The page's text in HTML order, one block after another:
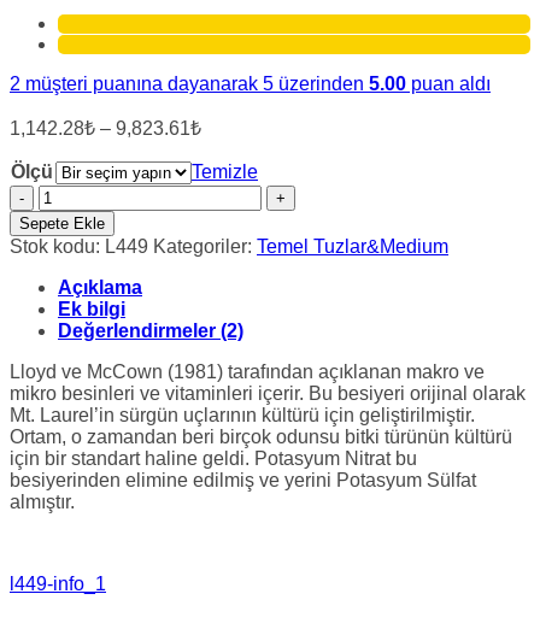
2 müşteri puanına dayanarak 5 üzerinden 5.00 puan aldı
1,142.28₺ – 9,823.61₺Fiyat
1,142.28₺
-
Ölçü
Temizle
Lloyd
&
McCown
Woody
Plant
Basal
Medium
with
Vitamins
adet
Sepete Ekle
Stok kodu: L449 Kategoriler: Temel Tuzlar&Medium
Açıklama
Ek bilgi
Değerlendirmeler (2)
Lloyd ve McCown (1981) tarafından açıklanan makro ve
mikro besinleri ve vitaminleri içerir. Bu besiyeri orijinal olarak
Mt. Laurel’in sürgün uçlarının kültürü için geliştirilmiştir.
Ortam, o zamandan beri birçok odunsu bitki türünün kültürü
için bir standart haline geldi. Potasyum Nitrat bu
besiyerinden elimine edilmiş ve yerini Potasyum Sülfat
almıştır.
l449-info_1